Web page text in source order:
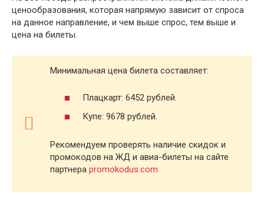
ценообразования, которая напрямую зависит от спроса
на данное направление, и чем выше спрос, тем выше и
цена на билеты.
Минимальная цена билета составляет:
Плацкарт: 6452 рублей.
Купе: 9678 рублей.
Рекомендуем проверять наличие скидок и
промокодов на ЖД и авиа-билеты на сайте
партнера promokodus.com